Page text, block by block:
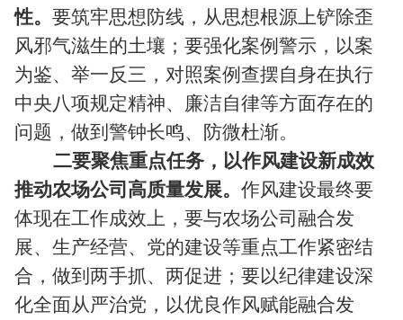
性。 要筑牢思想防线，从思想根源上铲除歪
风邪气滋生的土壤；要强化案例警示，以案
为鉴、举一反三，对照案例查摆自身在执行
中央八项规定精神、廉洁自律等方面存在的
问题，做到警钟长鸣、防微杜渐。
二要聚焦重点任务，以作风建设新成效
推动农场公司高质量发展。 作风建设最终要
体现在工作成效上，要与农场公司融合发
展、生产经营、党的建设等重点工作紧密结
合，做到两手抓、两促进；要以纪律建设深
化全面从严治党，以优良作风赋能融合发